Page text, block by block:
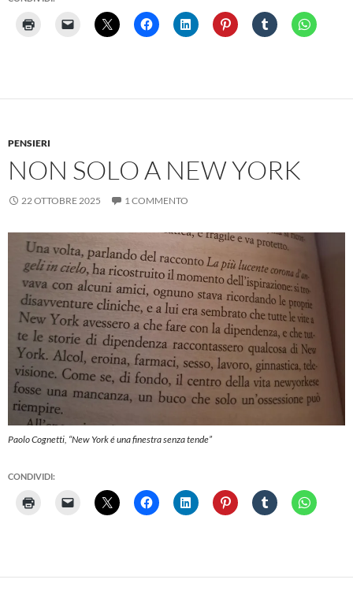
PENSIERI
NON SOLO A NEW YORK
22 OTTOBRE 2025 1 COMMENTO
Paolo Cognetti, “New York é una finestra senza tende”
CONDIVIDI: